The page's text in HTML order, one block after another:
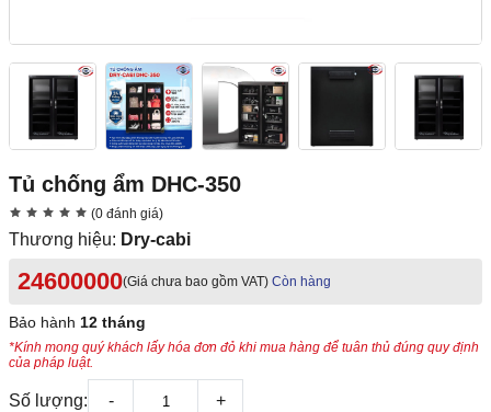
Tủ chống ẩm DHC-350
(0 đánh giá)
Thương hiệu: Dry-cabi
24600000(Giá chưa bao gồm VAT) Còn hàng
Bảo hành 12 tháng
*Kính mong quý khách lấy hóa đơn đỏ khi mua hàng để tuân thủ đúng quy định
của pháp luật.
Số lượng: - +